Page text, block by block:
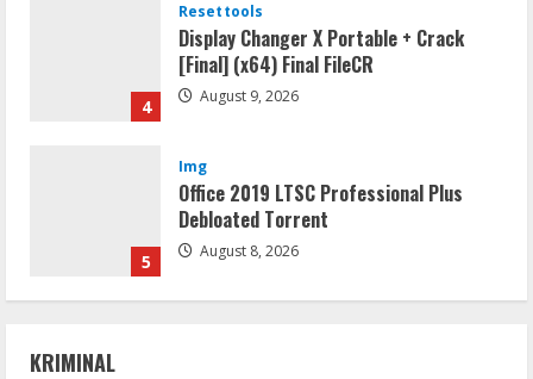
4
Resettools
Display Changer X Portable + Crack
[Final] (x64) Final FileCR
August 9, 2026
5
Img
Office 2019 LTSC Professional Plus
Debloated Tоrrеnt
August 8, 2026
KRIMINAL